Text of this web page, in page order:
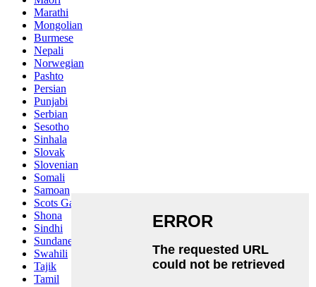
Marathi
Mongolian
Burmese
Nepali
Norwegian
Pashto
Persian
Punjabi
Serbian
Sesotho
Sinhala
Slovak
Slovenian
Somali
Samoan
Scots Gaelic
Shona
Sindhi
Sundanese
Swahili
Tajik
Tamil